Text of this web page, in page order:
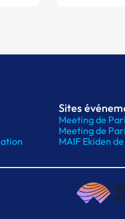
Sites
Meeting de
Meeting de
MAIF Ekiden